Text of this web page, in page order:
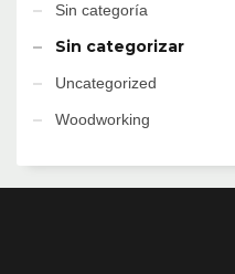
Sin categoría
Sin categorizar
Uncategorized
Woodworking